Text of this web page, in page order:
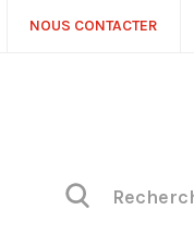
NOUS CONTACTER